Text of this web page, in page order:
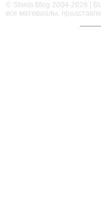
© Stanis.Blog 2004-2026 |
все материалы,
——